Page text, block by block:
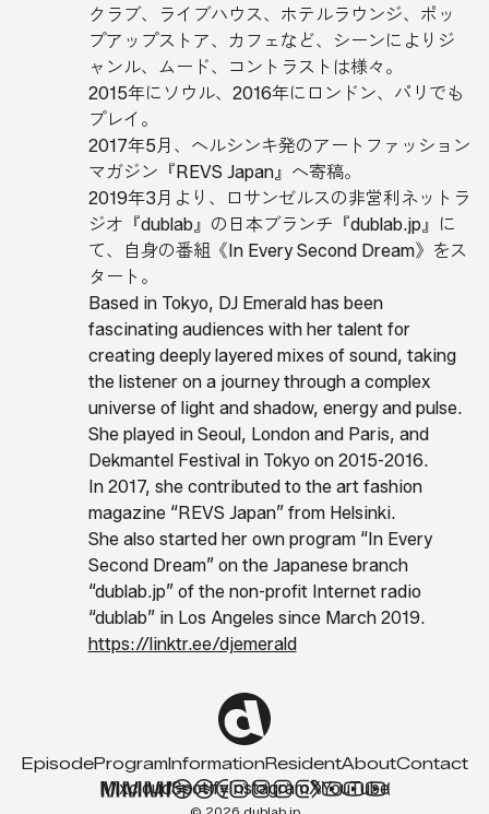
クラブ、ライブハウス、ホテルラウンジ、ポッ
プアップストア、カフェなど、シーンによりジ
ャンル、ムード、コントラストは様々。
2015年にソウル、2016年にロンドン、パリでも
プレイ。
2017年5月、ヘルシンキ発のアートファッション
マガジン『REVS Japan』へ寄稿。
2019年3月より、ロサンゼルスの非営利ネットラ
ジオ『dublab』の日本ブランチ『dublab.jp』に
て、自身の番組《In Every Second Dream》をス
タート。
Based in Tokyo, DJ Emerald has been
fascinating audiences with her talent for
creating deeply layered mixes of sound, taking
the listener on a journey through a complex
universe of light and shadow, energy and pulse.
She played in Seoul, London and Paris, and
Dekmantel Festival in Tokyo on 2015-2016.
In 2017, she contributed to the art fashion
magazine “REVS Japan” from Helsinki.
She also started her own program “In Every
Second Dream” on the Japanese branch
“dublab.jp” of the non-profit Internet radio
“dublab” in Los Angeles since March 2019.
https://linktr.ee/djemerald
EpisodeProgramInformationResidentAboutContact
MixcloudSpotifyInstagramXYouTube